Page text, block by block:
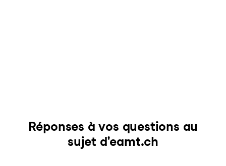
Réponses à vos questions au
sujet d'eamt.ch